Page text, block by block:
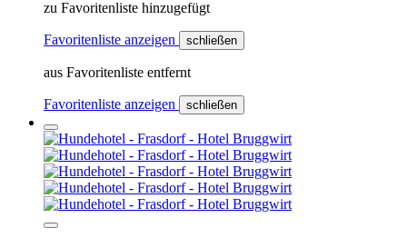
zu Favoritenliste hinzugefügt
Favoritenliste anzeigen schließen
aus Favoritenliste entfernt
Favoritenliste anzeigen schließen